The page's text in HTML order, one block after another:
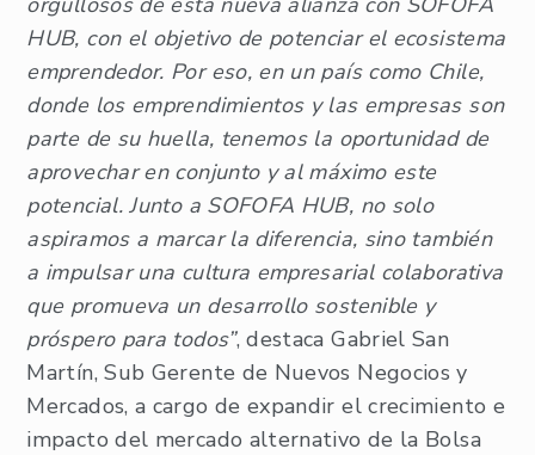
HUB, con el objetivo de potenciar el ecosistema
emprendedor. Por eso, en un país como Chile,
donde los emprendimientos y las empresas son
parte de su huella, tenemos la oportunidad de
aprovechar en conjunto y al máximo este
potencial. Junto a SOFOFA HUB, no solo
aspiramos a marcar la diferencia, sino también
a impulsar una cultura empresarial colaborativa
que promueva un desarrollo sostenible y
próspero para todos”, destaca Gabriel San
Martín, Sub Gerente de Nuevos Negocios y
Mercados, a cargo de expandir el crecimiento e
impacto del mercado alternativo de la Bolsa